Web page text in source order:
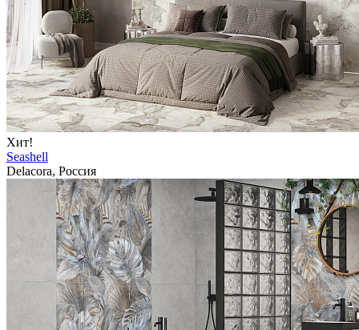
Хит!
Seashell
Delacora, Россия